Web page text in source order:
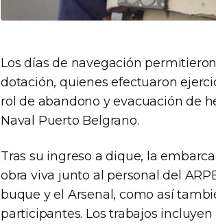
Los días de navegación
dotación, quienes efectuaron
rol de abandono y evacuación de
Naval Puerto Belgrano.
Tras su ingreso a dique, la
obra viva junto al personal del
buque y el Arsenal, como así
participantes. Los trabajos